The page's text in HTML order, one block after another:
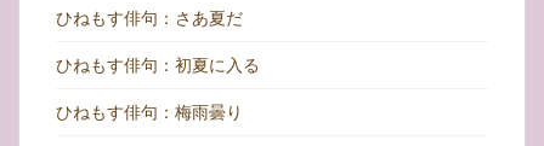
ひねもす俳句：さあ夏だ
ひねもす俳句：初夏に入る
ひねもす俳句：梅雨曇り